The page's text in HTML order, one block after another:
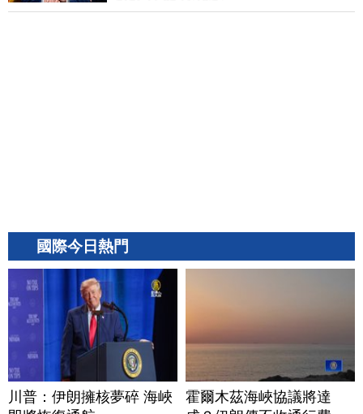
國際今日熱門
川普：伊朗擁核夢碎 海峽
霍爾木茲海峽協議將達